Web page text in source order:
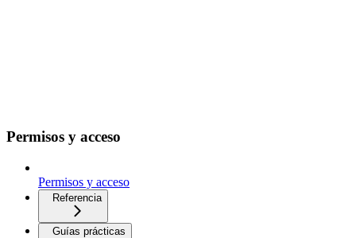
Permisos y acceso
Permisos y acceso
Referencia
Guías prácticas